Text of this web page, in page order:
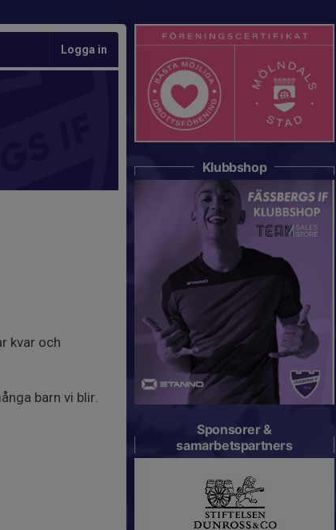
Logga in
kvar och
barn vi blir.
Klubbshop
Sponsorer &
samarbetspartners